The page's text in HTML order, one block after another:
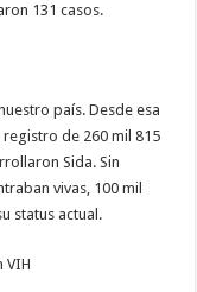
131 casos.
país. Desde esa
registro de 260 mil 815
Sida. Sin
vivas, 100 mil
status actual.
VIH